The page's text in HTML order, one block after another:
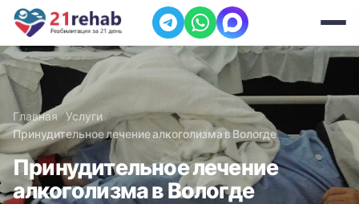
Главная Услуги
Принудительное лечение алкоголизма в Вологде
Принудительное лечение
алкоголизма в Вологде